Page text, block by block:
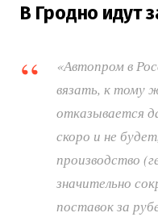
В Гродно идут
«Автопром в
вязать, к тому
отказывается
скоро и не
производство
значительно
поставок за